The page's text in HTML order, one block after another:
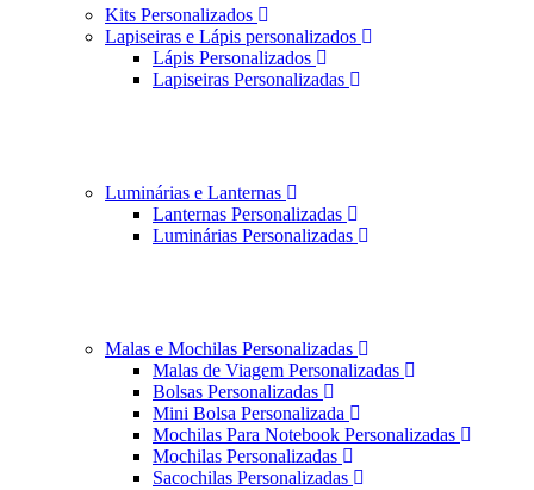
Kits Personalizados
Lapiseiras e Lápis personalizados
Lápis Personalizados
Lapiseiras Personalizadas
Luminárias e Lanternas
Lanternas Personalizadas
Luminárias Personalizadas
Malas e Mochilas Personalizadas
Malas de Viagem Personalizadas
Bolsas Personalizadas
Mini Bolsa Personalizada
Mochilas Para Notebook Personalizadas
Mochilas Personalizadas
Sacochilas Personalizadas